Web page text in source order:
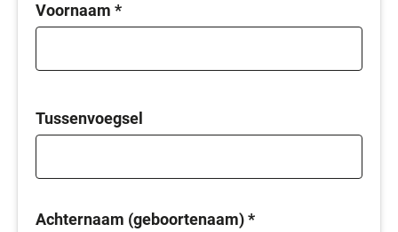
Voornaam *
Tussenvoegsel
Achternaam (geboortenaam)*